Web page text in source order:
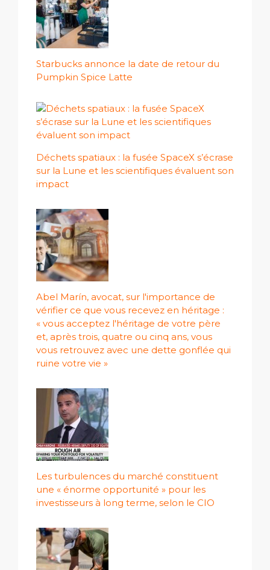
Starbucks annonce la date de retour du
Pumpkin Spice Latte
Déchets spatiaux : la fusée SpaceX s’écrase
sur la Lune et les scientifiques évaluent son
impact
Abel Marín, avocat, sur l'importance de
vérifier ce que vous recevez en héritage :
« vous acceptez l'héritage de votre père
et, après trois, quatre ou cinq ans, vous
vous retrouvez avec une dette gonflée qui
ruine votre vie »
Les turbulences du marché constituent
une « énorme opportunité » pour les
investisseurs à long terme, selon le CIO